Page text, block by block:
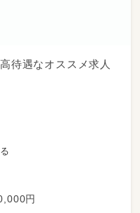
待遇なオススメ求人
円